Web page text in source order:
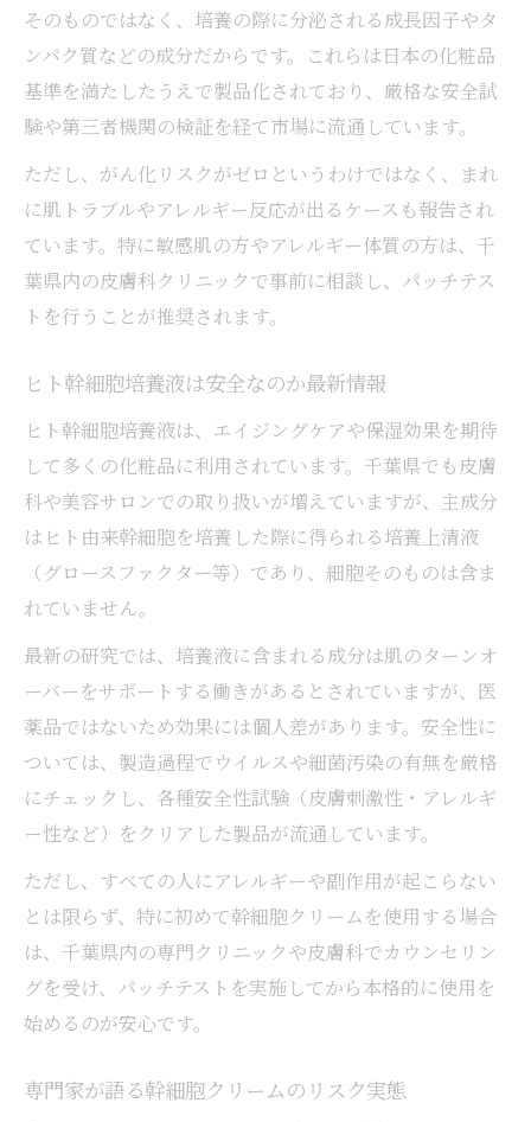
そのものではなく、培養の際に分泌される成長因子やタ
ンパク質などの成分だからです。これらは日本の化粧品
基準を満たしたうえで製品化されており、厳格な安全試
験や第三者機関の検証を経て市場に流通しています。
ただし、がん化リスクがゼロというわけではなく、まれ
に肌トラブルやアレルギー反応が出るケースも報告され
ています。特に敏感肌の方やアレルギー体質の方は、千
葉県内の皮膚科クリニックで事前に相談し、パッチテス
トを行うことが推奨されます。
ヒト幹細胞培養液は安全なのか最新情報
ヒト幹細胞培養液は、エイジングケアや保湿効果を期待
して多くの化粧品に利用されています。千葉県でも皮膚
科や美容サロンでの取り扱いが増えていますが、主成分
はヒト由来幹細胞を培養した際に得られる培養上清液
（グロースファクター等）であり、細胞そのものは含ま
れていません。
最新の研究では、培養液に含まれる成分は肌のターンオ
ーバーをサポートする働きがあるとされていますが、医
薬品ではないため効果には個人差があります。安全性に
ついては、製造過程でウイルスや細菌汚染の有無を厳格
にチェックし、各種安全性試験（皮膚刺激性・アレルギ
ー性など）をクリアした製品が流通しています。
ただし、すべての人にアレルギーや副作用が起こらない
とは限らず、特に初めて幹細胞クリームを使用する場合
は、千葉県内の専門クリニックや皮膚科でカウンセリン
グを受け、パッチテストを実施してから本格的に使用を
始めるのが安心です。
専門家が語る幹細胞クリームのリスク実態